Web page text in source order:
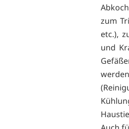
zum
etc.),
und